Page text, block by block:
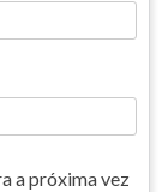
a próxima vez